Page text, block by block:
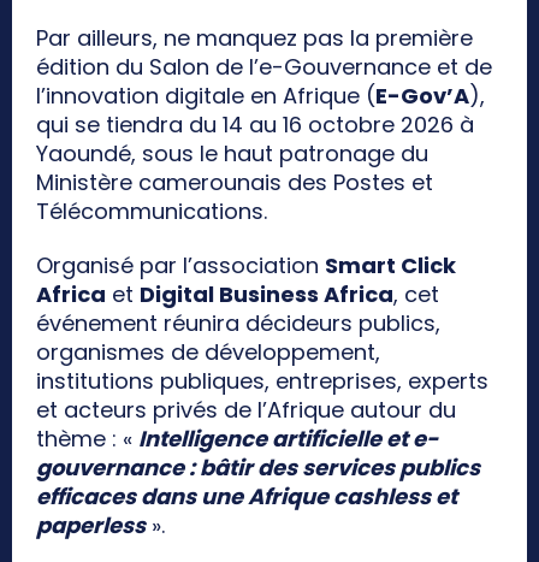
Par ailleurs, ne manquez pas la première
édition du Salon de l’e-Gouvernance et de
l’innovation digitale en Afrique (E-Gov’A),
qui se tiendra du 14 au 16 octobre 2026 à
Yaoundé, sous le haut patronage du
Ministère camerounais des Postes et
Télécommunications.
Organisé par l’association Smart Click
Africa et Digital Business Africa, cet
événement réunira décideurs publics,
organismes de développement,
institutions publiques, entreprises, experts
et acteurs privés de l’Afrique autour du
thème : « Intelligence artificielle et e-
gouvernance : bâtir des services publics
efficaces dans une Afrique cashless et
paperless».